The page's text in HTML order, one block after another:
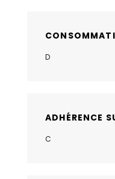
D
ADHÉRENCE
C